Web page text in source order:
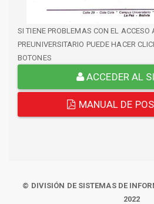
SI TIENE PROBLEMAS CON EL ACCESO
PREUNIVERSITARIO PUEDE HACER
BOTONES
ACCEDER AL
MANUAL DE
© DIVISIÓN DE SISTEMAS DE
2022